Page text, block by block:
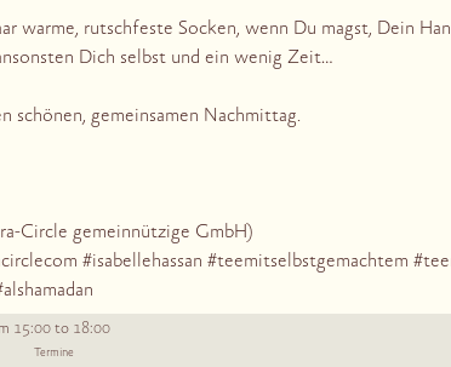
warme, rutschfeste Socken, wenn Du magst, Dein
Dich selbst und ein wenig Zeit…
schönen, gemeinsamen Nachmittag.
Circle gemeinnützige GmbH)
#isabellehassan #teemitselbstgemachtem
15:00 to 18:00
Termine